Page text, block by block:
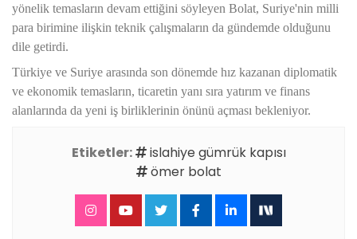
yönelik temasların devam ettiğini söyleyen Bolat, Suriye'nin milli
para birimine ilişkin teknik çalışmaların da gündemde olduğunu
dile getirdi.
Türkiye ve Suriye arasında son dönemde hız kazanan diplomatik
ve ekonomik temasların, ticaretin yanı sıra yatırım ve finans
alanlarında da yeni iş birliklerinin önünü açması bekleniyor.
Etiketler:
islahiye gümrük kapısı
ömer bolat